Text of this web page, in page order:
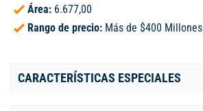
Área: 6.677,00
Rango de precio: Más de $400 Millones
CARACTERÍSTICAS ESPECIALES